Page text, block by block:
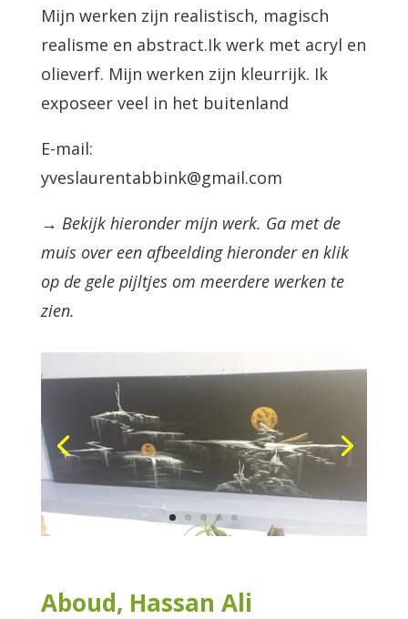
Mijn werken zijn realistisch, magisch
realisme en abstract.Ik werk met acryl en
olieverf. Mijn werken zijn kleurrijk. Ik
exposeer veel in het buitenland
E-mail:
yveslaurentabbink@gmail.com
→ Bekijk hieronder mijn werk. Ga met de
muis over een afbeelding hieronder en klik
op de gele pijltjes om meerdere werken te
zien.
Aboud, Hassan Ali